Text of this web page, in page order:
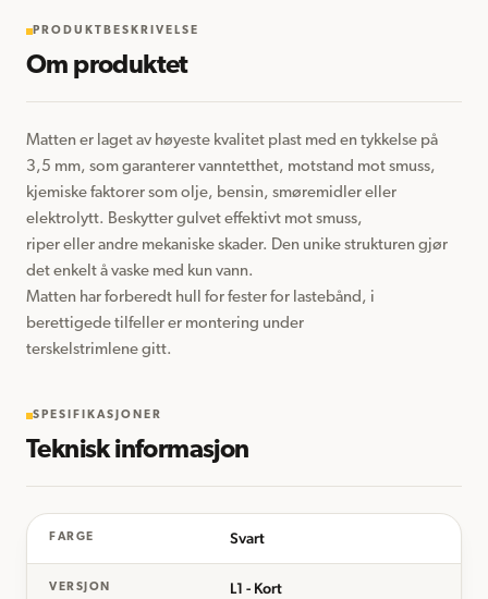
PRODUKTBESKRIVELSE
Om produktet
Matten er laget av høyeste kvalitet plast med en tykkelse på
3,5 mm, som garanterer vanntetthet, motstand mot smuss,
kjemiske faktorer som olje, bensin, smøremidler eller
elektrolytt. Beskytter gulvet effektivt mot smuss,
riper eller andre mekaniske skader. Den unike strukturen gjør
det enkelt å vaske med kun vann.
Matten har forberedt hull for fester for lastebånd, i
berettigede tilfeller er montering under
terskelstrimlene gitt.
SPESIFIKASJONER
Teknisk informasjon
FARGE Svart
VERSJON L1 - Kort